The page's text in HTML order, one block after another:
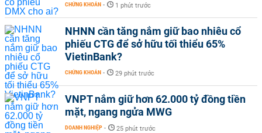
CHỨNG KHOÁN - 1 phút trước
NHNN cần tăng nắm giữ bao nhiêu cổ
phiếu CTG để sở hữu tối thiểu 65%
VietinBank?
CHỨNG KHOÁN - 29 phút trước
VNPT nắm giữ hơn 62.000 tỷ đồng tiền
mặt, ngang ngửa MWG
DOANH NGHIỆP - 25 phút trước